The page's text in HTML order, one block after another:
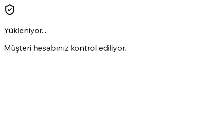
Yükleniyor...
Müşteri hesabınız kontrol ediliyor.